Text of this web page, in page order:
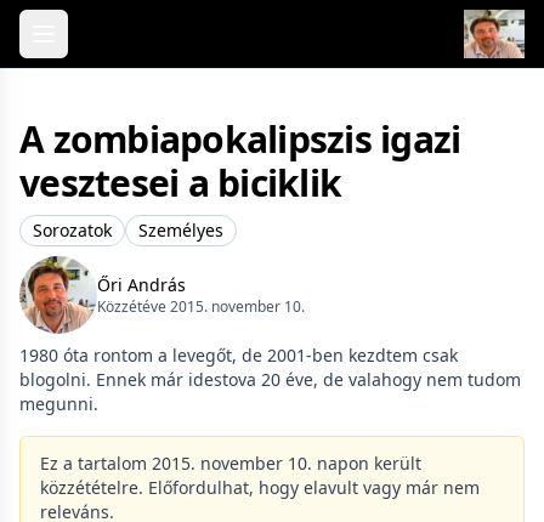
Skip to content
A zombiapokalipszis igazi
vesztesei a biciklik
Sorozatok Személyes
Őri András
Közzétéve 2015. november 10.
1980 óta rontom a levegőt, de 2001-ben kezdtem csak
blogolni. Ennek már idestova 20 éve, de valahogy nem tudom
megunni.
Ez a tartalom 2015. november 10. napon került
közzétételre. Előfordulhat, hogy elavult vagy már nem
releváns.